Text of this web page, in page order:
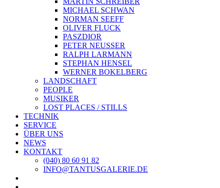
MICHAEL SCHWAN
NORMAN SEEFF
OLIVER FLUCK
PASZDIOR
PETER NEUSSER
RALPH LARMANN
STEPHAN HENSEL
WERNER BOKELBERG
LANDSCHAFT
PEOPLE
MUSIKER
LOST PLACES / STILLS
TECHNIK
SERVICE
ÜBER UNS
NEWS
KONTAKT
(040) 80 60 91 82
INFO@TANTUSGALERIE.DE